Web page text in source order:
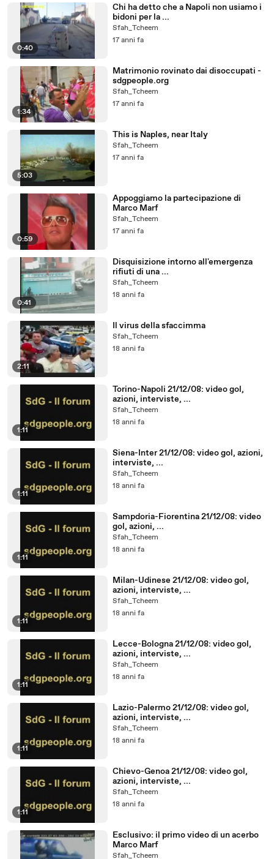
0:40
Chi ha detto che a Napoli non usiamo i
bidoni per la ...
Sfah_Tcheem
17 anni fa
1:34
Matrimonio rovinato dai disoccupati -
sdgpeople.org
Sfah_Tcheem
17 anni fa
5:03
This is Naples, near Italy
Sfah_Tcheem
17 anni fa
0:59
Appoggiamo la partecipazione di
Marco Marf
Sfah_Tcheem
17 anni fa
0:41
Disquisizione intorno all'emergenza
rifiuti di una ...
Sfah_Tcheem
18 anni fa
2:11
Il virus della sfaccimma
Sfah_Tcheem
18 anni fa
1:11
Torino-Napoli 21/12/08: video gol,
azioni, interviste, ...
Sfah_Tcheem
18 anni fa
1:11
Siena-Inter 21/12/08: video gol, azioni,
interviste, ...
Sfah_Tcheem
18 anni fa
1:11
Sampdoria-Fiorentina 21/12/08: video
gol, azioni, ...
Sfah_Tcheem
18 anni fa
1:11
Milan-Udinese 21/12/08: video gol,
azioni, interviste, ...
Sfah_Tcheem
18 anni fa
1:11
Lecce-Bologna 21/12/08: video gol,
azioni, interviste, ...
Sfah_Tcheem
18 anni fa
1:11
Lazio-Palermo 21/12/08: video gol,
azioni, interviste, ...
Sfah_Tcheem
18 anni fa
1:11
Chievo-Genoa 21/12/08: video gol,
azioni, interviste, ...
Sfah_Tcheem
18 anni fa
Esclusivo: il primo video di un acerbo
Marco Marf
Sfah_Tcheem